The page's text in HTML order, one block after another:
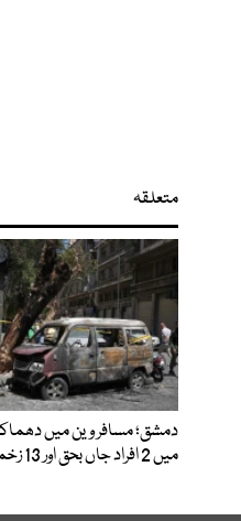
متعلقہ
دمشق؛ مسافر وین میں
میں 2 افراد جاں بحق اور 13 زخمی